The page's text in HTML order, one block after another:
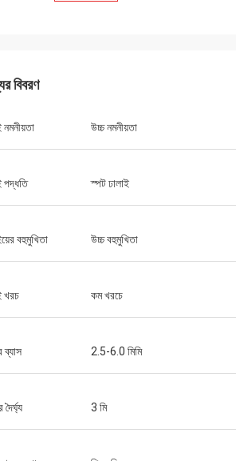
বিবরণ
নমনীয়তা উচ্চ নমনীয়তা
পদ্ধতি স্পট ঢালাই
বহুমুখিতা উচ্চ বহুমুখিতা
খরচ কম খরচে
ব্যাস 2.5-6.0 মিমি
দৈর্ঘ্য 3 মি